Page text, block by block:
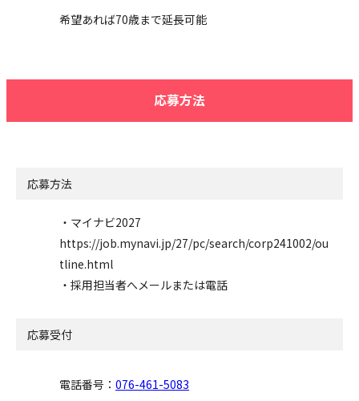
希望あれば70歳まで延長可能
応募方法
応募方法
・マイナビ2027
https://job.mynavi.jp/27/pc/search/corp241002/ou
tline.html
・採用担当者へメールまたは電話
応募受付
電話番号： 076-461-5083